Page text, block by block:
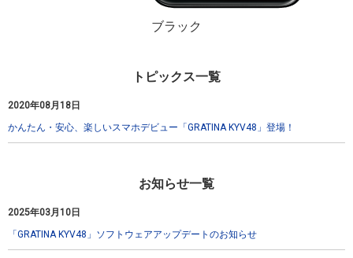
ブラック
トピックス一覧
2020年08月18日
かんたん・安心、楽しいスマホデビュー「GRATINA KYV48」登場！
お知らせ一覧
2025年03月10日
「GRATINA KYV48」ソフトウェアアップデートのお知らせ